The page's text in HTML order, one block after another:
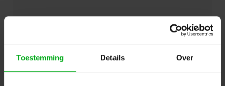
Toestemming Details Over